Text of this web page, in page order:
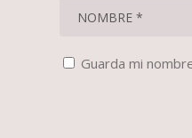
Guarda mi